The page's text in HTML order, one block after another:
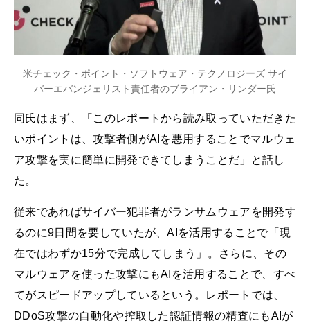
米チェック・ポイント・ソフトウェア・テクノロジーズ サイ
バーエバンジェリスト責任者のブライアン・リンダー氏
同氏はまず、「このレポートから読み取っていただきた
いポイントは、攻撃者側がAIを悪用することでマルウェ
ア攻撃を実に簡単に開発できてしまうことだ」と話し
た。
従来であればサイバー犯罪者がランサムウェアを開発す
るのに9日間を要していたが、AIを活用することで「現
在ではわずか15分で完成してしまう」。さらに、その
マルウェアを使った攻撃にもAIを活用することで、すべ
てがスピードアップしているという。レポートでは、
DDoS攻撃の自動化や搾取した認証情報の精査にもAIが